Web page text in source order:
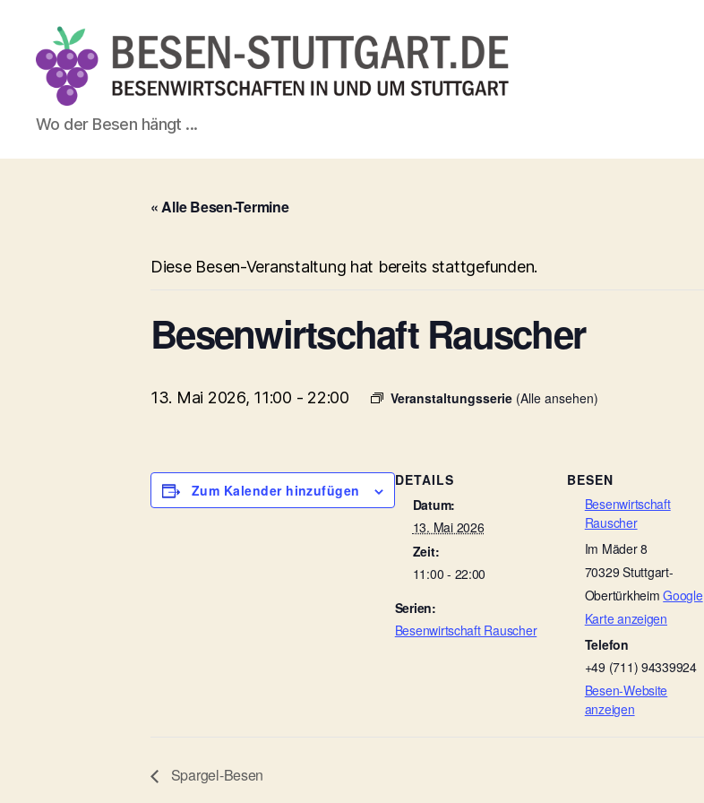
Besen-
Stuttgart.de
Wo der Besen hängt ...
« Alle Besen-Termine
Diese Besen-Veranstaltung hat bereits stattgefunden.
Besenwirtschaft Rauscher
13. Mai 2026, 11:00 - 22:00 Veranstaltungsserie (Alle ansehen)
Zum Kalender hinzufügen
DETAILS
Datum:
13. Mai 2026
Zeit:
11:00 - 22:00
Serien:
Besenwirtschaft Rauscher
BESEN
Besenwirtschaft
Rauscher
Im Mäder 8
70329 Stuttgart-
Obertürkheim Google
Karte anzeigen
Telefon
+49 (711) 94339924
Besen-Website
anzeigen
Spargel-Besen